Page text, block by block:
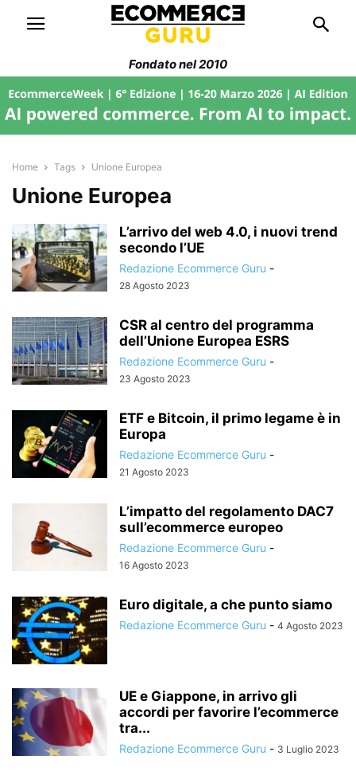
Fondato nel 2010
Home Tags Unione Europea
Unione Europea
L’arrivo del web 4.0, i nuovi trend
secondo l’UE
Redazione Ecommerce Guru -
28 Agosto 2023
CSR al centro del programma
dell’Unione Europea ESRS
Redazione Ecommerce Guru -
23 Agosto 2023
ETF e Bitcoin, il primo legame è in
Europa
Redazione Ecommerce Guru -
21 Agosto 2023
L’impatto del regolamento DAC7
sull’ecommerce europeo
Redazione Ecommerce Guru -
16 Agosto 2023
Euro digitale, a che punto siamo
Redazione Ecommerce Guru - 4 Agosto 2023
UE e Giappone, in arrivo gli
accordi per favorire l’ecommerce
tra...
Redazione Ecommerce Guru - 3 Luglio 2023